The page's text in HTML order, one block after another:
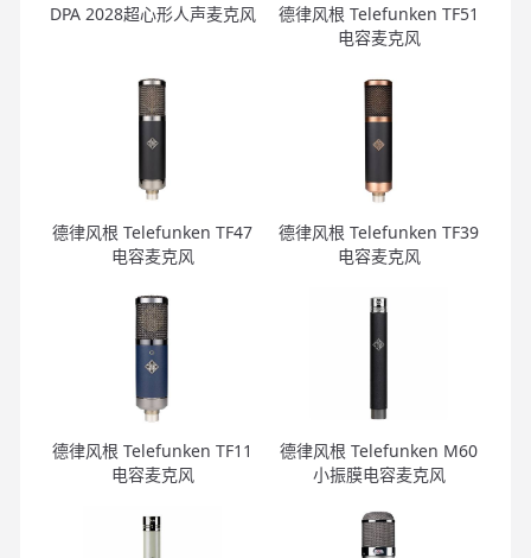
DPA 2028超心形人声麦克风
德律风根 Telefunken TF51
电容麦克风
德律风根 Telefunken TF47
电容麦克风
德律风根 Telefunken TF39
电容麦克风
德律风根 Telefunken TF11
电容麦克风
德律风根 Telefunken M60
小振膜电容麦克风